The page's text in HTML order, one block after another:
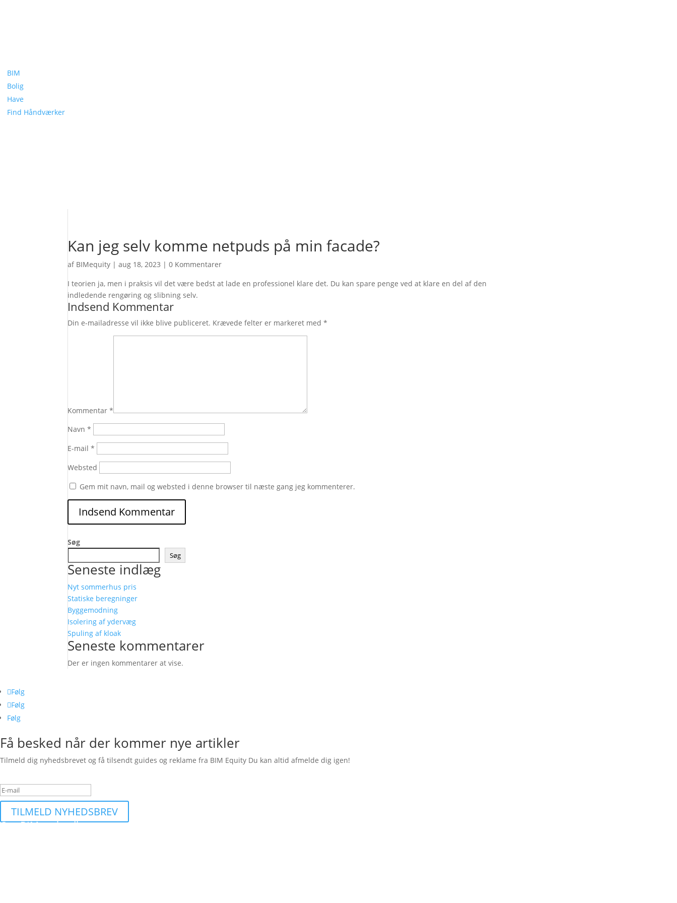
BIM
Bolig
Have
Find Håndværker
Kan jeg selv komme netpuds på min facade?
af BIMequity |aug 18, 2023 |0 Kommentarer
I teorien ja, men i praksis vil det være bedst at lade en professionel klare det. Du kan spare penge ved at klare en del af den
indledende rengøring og slibning selv.
Indsend Kommentar
Din e-mailadresse vil ikke blive publiceret. Krævede felter er markeret med*
Kommentar*
Navn*
E-mail*
Websted
Gem mit navn, mail og websted i denne browser til næste gang jeg kommenterer.
Søg
Søg
Seneste indlæg
Nyt sommerhus pris
Statiske beregninger
Byggemodning
Isolering af ydervæg
Spuling af kloak
Seneste kommentarer
Der er ingen kommentarer at vise.
Følg
Følg
Følg
Få besked når der kommer nye artikler
Tilmeld dig nyhedsbrevet og få tilsendt guides og reklame fra BIM Equity Du kan altid afmelde dig igen!
TILMELD NYHEDSBREV
Om BIMequity.dk